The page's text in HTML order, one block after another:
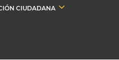
CIUDADANA